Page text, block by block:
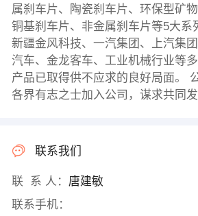
属刹车片、陶瓷刹车片、环保型矿
铜基刹车片、非金属刹车片等5大系
新疆金风科技、一汽集团、上汽集
汽车、金龙客车、工业机械行业等
产品已取得供不应求的良好局面。
各界有志之士加入公司，谋求共同发
联系我们
联 系 人： 唐建敏
联系手机：